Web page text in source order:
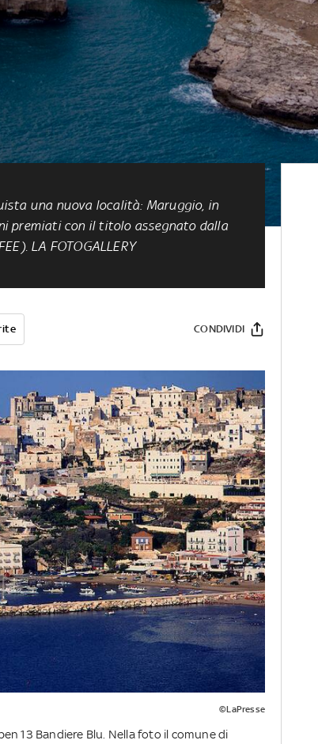
una nuova località: Maruggio, in
premiati con il titolo assegnato dalla
LA FOTOGALLERY
CONDIVIDI
©LaPresse
13 Bandiere Blu. Nella foto il comune di